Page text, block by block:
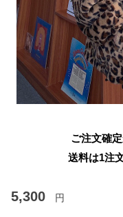
ご注文確
送料は1注
5,300 円